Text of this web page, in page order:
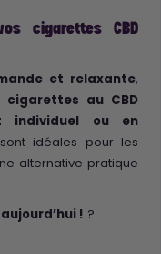
cigarettes CBD
et relaxante,
cigarettes au CBD
individuel ou en
idéales pour les
alternative pratique
! ?